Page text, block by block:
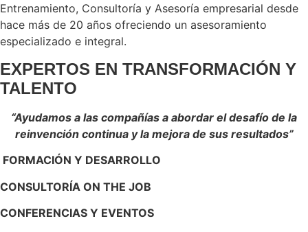
Entrenamiento, Consultoría y Asesoría empresarial desde
hace más de 20 años ofreciendo un asesoramiento
especializado e integral.
EXPERTOS EN TRANSFORMACIÓN Y
TALENTO
“Ayudamos a las compañías a abordar el desafío de la
reinvención continua y la mejora de sus resultados”
FORMACIÓN Y DESARROLLO
CONSULTORÍA ON THE JOB
CONFERENCIAS Y EVENTOS